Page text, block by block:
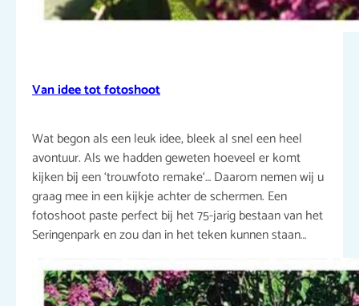
Van idee tot fotoshoot
Wat begon als een leuk idee, bleek al snel een heel
avontuur. Als we hadden geweten hoeveel er komt
kijken bij een ‘trouwfoto remake‘… Daarom nemen wij u
graag mee in een kijkje achter de schermen. Een
fotoshoot paste perfect bij het 75-jarig bestaan van het
Seringenpark en zou dan in het teken kunnen staan…